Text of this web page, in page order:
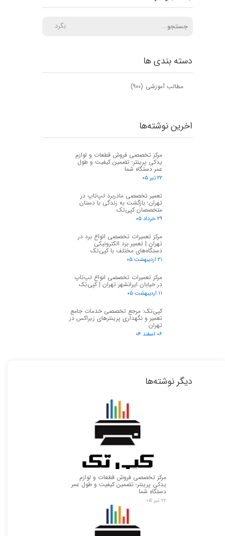
دسته بندی ها
مطالب آموزشی (۹۰۰)
بگرد
اخرین نوشته‌ها
مرکز تخصصی فروش قطعات و لوازم
یدکی پرینتر؛ تضمین کیفیت و طول
عمر دستگاه شما
۲۲ تیر ۰۵
تعمیر تخصصی مادربرد لپ‌تاپ در
تهران؛ بازگشت به زندگی با دستان
متخصصان کپی‌تک
۲۹ خرداد ۰۵
مرکز تعمیرات تخصصی انواع برد در
تهران | تعمیر برد الکترونیکی
دستگاه‌های مختلف با کپی‌تک
۲۱ اردیبهشت ۰۵
مرکز تعمیرات تخصصی انواع لپ‌تاپ
در خیابان ایرانشهر تهران | کپی‌تِک
۱۱ اردیبهشت ۰۵
کپی‌تک: مرجع تخصصی خدمات جامع
تعمیر و نگهداری پرینترهای زیراکس در
تهران
۰۶ اسفند ۰۴
دیگر نوشته‌ها
مرکز تخصصی فروش قطعات و لوازم
یدکی پرینتر؛ تضمین کیفیت و طول عمر
دستگاه شما
۲۲ تیر ۰۵